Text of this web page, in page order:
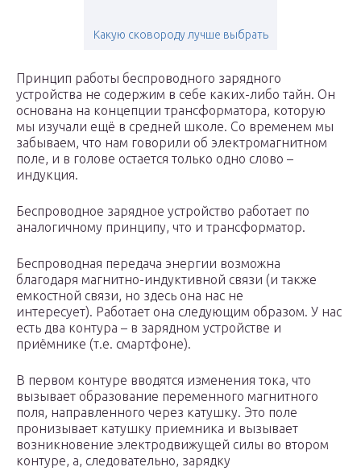
Какую сковороду лучше выбрать
Принцип работы беспроводного зарядного
устройства не содержим в себе каких-либо тайн. Он
основана на концепции трансформатора, которую
мы изучали ещё в средней школе. Со временем мы
забываем, что нам говорили об электромагнитном
поле, и в голове остается только одно слово –
индукция.
Беспроводное зарядное устройство работает по
аналогичному принципу, что и трансформатор.
Беспроводная передача энергии возможна
благодаря магнитно-индуктивной связи (и также
емкостной связи, но здесь она нас не
интересует). Работает она следующим образом. У нас
есть два контура – в зарядном устройстве и
приёмнике (т.е. смартфоне).
В первом контуре вводятся изменения тока, что
вызывает образование переменного магнитного
поля, направленного через катушку. Это поле
пронизывает катушку приемника и вызывает
возникновение электродвижущей силы во втором
контуре, а, следовательно, зарядку